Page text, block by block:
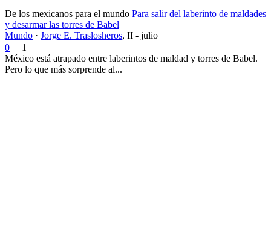
De los mexicanos para el mundo Para salir del laberinto de maldades
y desarmar las torres de Babel
Mundo · Jorge E. Traslosheros, II - julio
0
1
México está atrapado entre laberintos de maldad y torres de Babel.
Pero lo que más sorprende al...